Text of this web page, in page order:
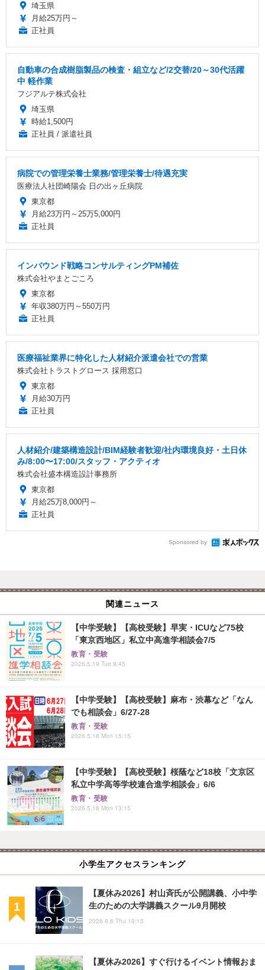
埼玉県
月給25万円～
正社員
自動車の合成樹脂製品の検査・組立など/2交替/20～30代活躍
中 軽作業
フジアルテ株式会社
埼玉県
時給1,500円
正社員 / 派遣社員
病院での管理栄養士業務/管理栄養士/待遇充実
医療法人社団崎陽会 日の出ヶ丘病院
東京都
月給23万円～25万5,000円
正社員
インバウンド戦略コンサルティングPM補佐
株式会社やまとごころ
東京都
年収380万円～550万円
正社員
医療福祉業界に特化した人材紹介派遣会社での営業
株式会社トラストグロース 採用窓口
東京都
月給30万円
正社員
人材紹介/建築構造設計/BIM経験者歓迎/社内環境良好・土日休
み/8:00〜17:00/スタッフ・アクティオ
株式会社盛本構造設計事務所
東京都
月給25万8,000円～
正社員
Sponsored by
関連ニュース
【中学受験】【高校受験】早実・ICUなど75校
「東京西地区」私立中高進学相談会7/5
教育・受験
2026.5.19 Tue 9:45
【中学受験】【高校受験】麻布・渋幕など「なん
でも相談会」6/27-28
教育・受験
2026.5.18 Mon 15:15
【中学受験】【高校受験】桜蔭など18校「文京区
私立中学高等学校連合進学相談会」6/6
教育・受験
2026.5.18 Mon 13:15
小学生アクセスランキング
【夏休み2026】村山斉氏が公開講義、小中学
生のための大学講義スクール9月開校
2026.8.6 Thu 19:15
【夏休み2026】すぐ行けるイベント情報おま